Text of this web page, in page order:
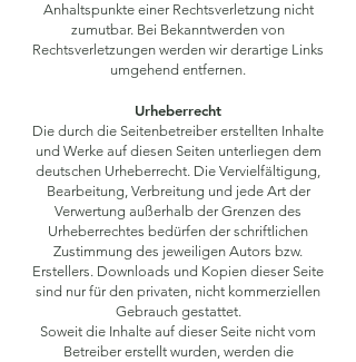
Anhaltspunkte einer Rechtsverletzung nicht
zumutbar. Bei Bekanntwerden von
Rechtsverletzungen werden wir derartige Links
umgehend entfernen.
Urheberrecht
Die durch die Seitenbetreiber erstellten Inhalte
und Werke auf diesen Seiten unterliegen dem
deutschen Urheberrecht. Die Vervielfältigung,
Bearbeitung, Verbreitung und jede Art der
Verwertung außerhalb der Grenzen des
Urheberrechtes bedürfen der schriftlichen
Zustimmung des jeweiligen Autors bzw.
Erstellers. Downloads und Kopien dieser Seite
sind nur für den privaten, nicht kommerziellen
Gebrauch gestattet.
Soweit die Inhalte auf dieser Seite nicht vom
Betreiber erstellt wurden, werden die